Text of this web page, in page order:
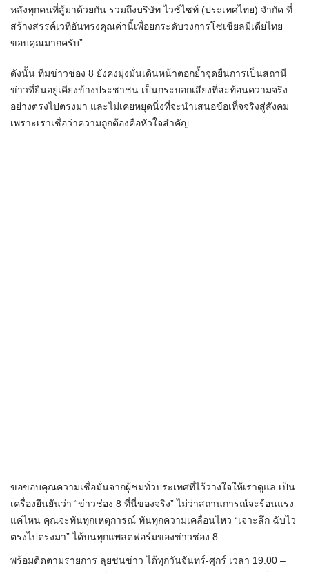
หลังทุกคนที่สู้มาด้วยกัน รวมถึงบริษัท ไวซ์ไซท์ (ประเทศไทย) จำกัด ที่
สร้างสรรค์เวทีอันทรงคุณค่านี้เพื่อยกระดับวงการโซเชียลมีเดียไทย
ขอบคุณมากครับ”
ดังนั้น ทีมข่าวช่อง 8 ยังคงมุ่งมั่นเดินหน้าตอกย้ำจุดยืนการเป็นสถานี
ข่าวที่ยืนอยู่เคียงข้างประชาชน เป็นกระบอกเสียงที่สะท้อนความจริง
อย่างตรงไปตรงมา และไม่เคยหยุดนิ่งที่จะนำเสนอข้อเท็จจริงสู่สังคม
เพราะเราเชื่อว่าความถูกต้องคือหัวใจสำคัญ
ขอขอบคุณความเชื่อมั่นจากผู้ชมทั่วประเทศที่ไว้วางใจให้เราดูแล เป็น
เครื่องยืนยันว่า “ข่าวช่อง 8 ที่นี่ของจริง” ไม่ว่าสถานการณ์จะร้อนแรง
แค่ไหน คุณจะทันทุกเหตุการณ์ ทันทุกความเคลื่อนไหว “เจาะลึก ฉับไว
ตรงไปตรงมา” ได้บนทุกแพลตฟอร์มของข่าวช่อง 8
พร้อมติดตามรายการ ลุยชนข่าว ได้ทุกวันจันทร์-ศุกร์ เวลา 19.00 –